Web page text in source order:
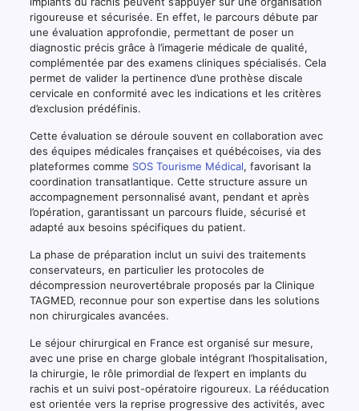
rigoureuse et sécurisée. En effet, le parcours débute par
une évaluation approfondie, permettant de poser un
diagnostic précis grâce à l’imagerie médicale de qualité,
complémentée par des examens cliniques spécialisés. Cela
permet de valider la pertinence d’une prothèse discale
cervicale en conformité avec les indications et les critères
d’exclusion prédéfinis.
Cette évaluation se déroule souvent en collaboration avec
des équipes médicales françaises et québécoises, via des
plateformes comme SOS Tourisme Médical, favorisant la
coordination transatlantique. Cette structure assure un
accompagnement personnalisé avant, pendant et après
l’opération, garantissant un parcours fluide, sécurisé et
adapté aux besoins spécifiques du patient.
La phase de préparation inclut un suivi des traitements
conservateurs, en particulier les protocoles de
décompression neurovertébrale proposés par la Clinique
TAGMED, reconnue pour son expertise dans les solutions
non chirurgicales avancées.
Le séjour chirurgical en France est organisé sur mesure,
avec une prise en charge globale intégrant l’hospitalisation,
la chirurgie, le rôle primordial de l’expert en implants du
rachis et un suivi post-opératoire rigoureux. La rééducation
est orientée vers la reprise progressive des activités, avec